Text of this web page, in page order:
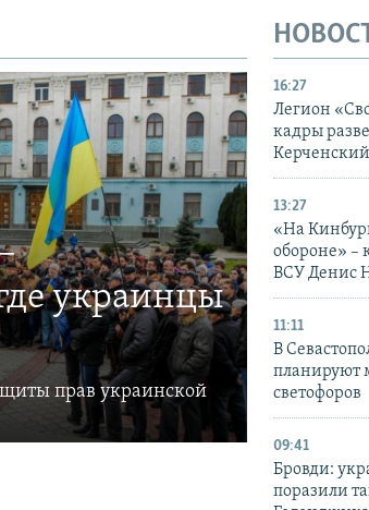
украинцы
прав украинской
16:27
Легион
кадры
13:27
«На
обороне» –
ВСУ Денис
11:11
В
планируют
светофоров
09:41
Бровди:
поразили